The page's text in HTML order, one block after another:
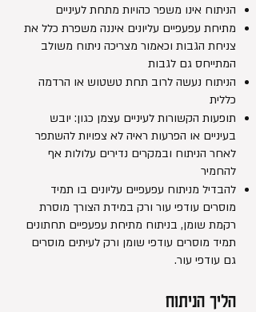
הניתוח אינו משפר כהויות מתחת לעיניים
מתיחת עפעפיים עליונים איננה משפרת כלל את
צניחת הגבות וכאמור מצריכה ניתוח משולב
המתייחס גם לגבות
הניתוח נעשה לרוב תחת טשטוש או הרדמה
כללית
תופעות הקשורות לעיניים עצמן כגון: יובש
בעיניים או הפרעות ראיה לא צפויות להשתפר
לאחר הניתוח ובמקרים נדירים עלולות אף
להחמיר
להבדיל מניתוח עפעפיים עליונים בו תמיד
מוסרים עודפי עור ורק במידת הצורך מוסרת
רקמת שומן, בניתוח מתיחת עפעפיים תחתונים
תמיד מוסרים עודפי שומן ורק לעיתים מוסרים
גם עודפי עור.
הליך הניתוח